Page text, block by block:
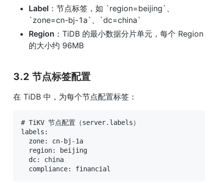
Label ：节点标签，如 `region=beijing`、
`zone=cn-bj-1a`、`dc=china`
Region ：TiDB 的最小数据分片单元，每个 Region
的大小约 96MB
3.2 节点标签配置
在 TiDB 中，为每个节点配置标签：
# TiKV 节点配置（server.labels）
labels:
  zone: cn-bj-1a
  region: beijing
  dc: china
  compliance: financial